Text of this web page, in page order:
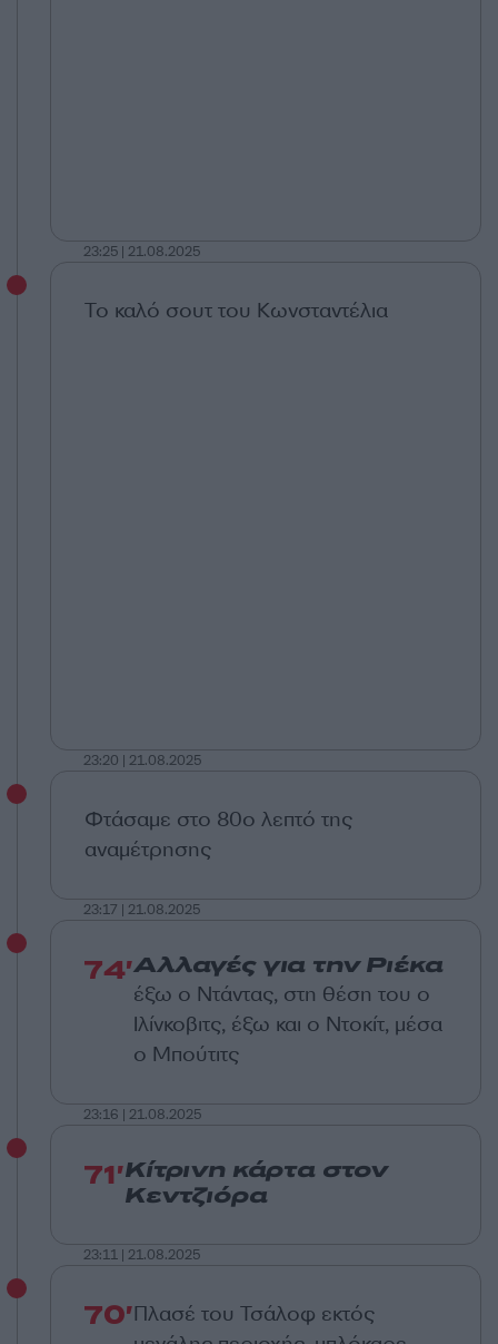
23:25 | 21.08.2025
Το καλό σουτ του Κωνσταντέλια
23:20 | 21.08.2025
Φτάσαμε στο 80ο λεπτό της
αναμέτρησης
23:17 | 21.08.2025
74'Αλλαγές για την Ριέκα
έξω ο Ντάντας, στη θέση του ο
Ιλίνκοβιτς, έξω και ο Ντοκίτ, μέσα
ο Μπούτιτς
23:16 | 21.08.2025
71'Κίτρινη κάρτα στον
Κεντζιόρα
23:11 | 21.08.2025
70'Πλασέ του Τσάλοφ εκτός